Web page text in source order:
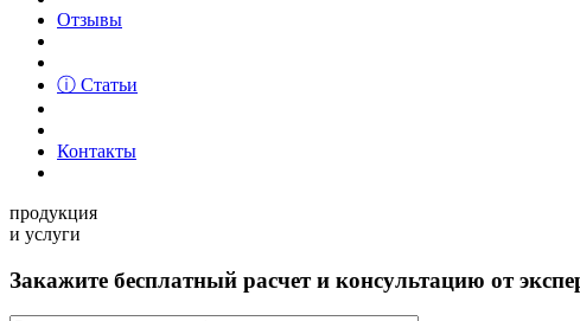
Отзывы
ⓘ Статьи
Контакты
продукция
и услуги
Закажите бесплатный расчет и консультацию от